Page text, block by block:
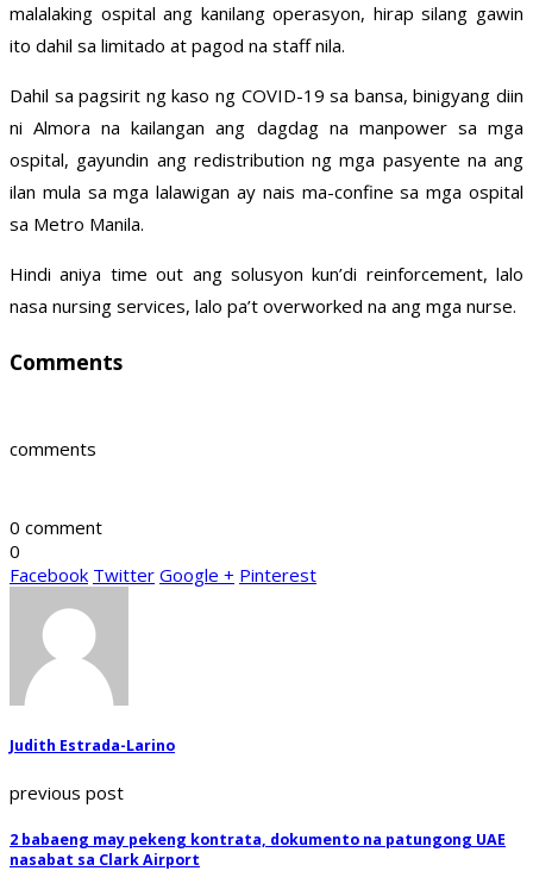
malalaking ospital ang kanilang operasyon, hirap silang gawin
ito dahil sa limitado at pagod na staff nila.
Dahil sa pagsirit ng kaso ng COVID-19 sa bansa, binigyang diin
ni Almora na kailangan ang dagdag na manpower sa mga
ospital, gayundin ang redistribution ng mga pasyente na ang
ilan mula sa mga lalawigan ay nais ma-confine sa mga ospital
sa Metro Manila.
Hindi aniya time out ang solusyon kun’di reinforcement, lalo
nasa nursing services, lalo pa’t overworked na ang mga nurse.
Comments
comments
0 comment
0
Facebook Twitter Google + Pinterest
Judith Estrada-Larino
previous post
2 babaeng may pekeng kontrata, dokumento na patungong UAE
nasabat sa Clark Airport